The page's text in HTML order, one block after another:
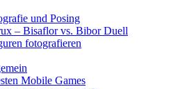
und Posing
– Bisaflor vs. Bibor Duell
fotografieren
Mobile Games